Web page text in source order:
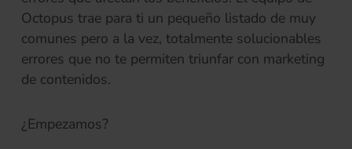
Octopus trae para ti un pequeño listado de muy
comunes pero a la vez, totalmente solucionables
errores que no te permiten triunfar con marketing
de contenidos.
¿Empezamos?